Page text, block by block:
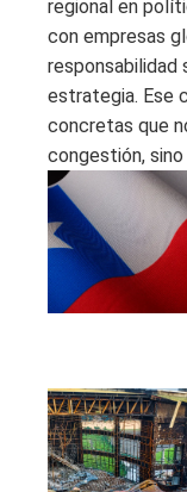
regional en
con empresas
responsabilidad
estrategia. Ese
concretas que
congestión, sino